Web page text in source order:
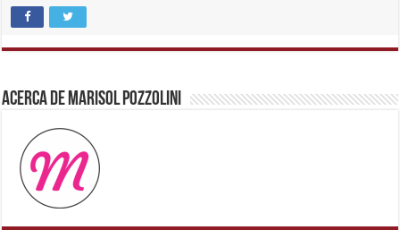
brazzers
xxx
video,
video ,
indian
sexy
couple,
desi
aunt
xxx,
Acerca de Marisol Pozzolini